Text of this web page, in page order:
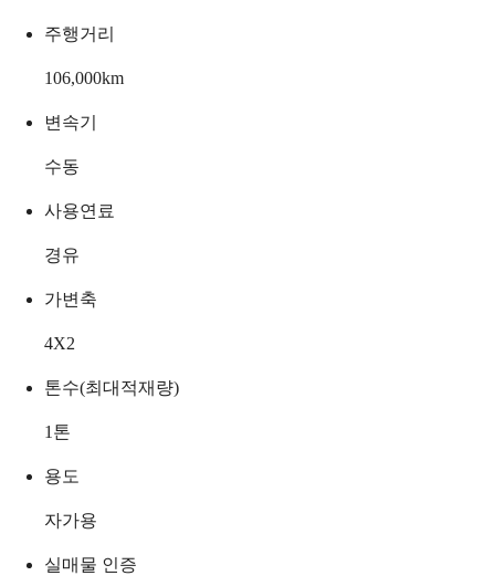
주행거리
106,000km
변속기
수동
사용연료
경유
가변축
4X2
톤수(최대적재량)
1 톤
용도
자가용
실매물 인증